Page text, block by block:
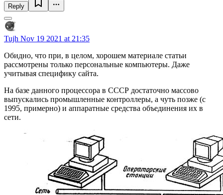
Reply
Tujh Nov 19 2021 at 21:35
Обидно, что при, в целом, хорошем материале статьи
рассмотрены только персональные компьютеры. Даже
учитывая специфику сайта.
На базе данного процессора в СССР достаточно массово
выпускались промышленные контроллеры, а чуть позже (с
1995, примерно) и аппаратные средства объединения их в
сети.